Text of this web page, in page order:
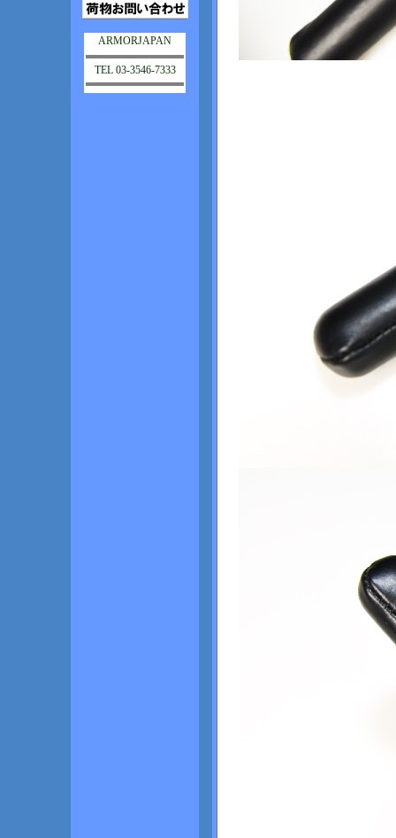
ARMORJAPAN
TEL 03-3546-7333